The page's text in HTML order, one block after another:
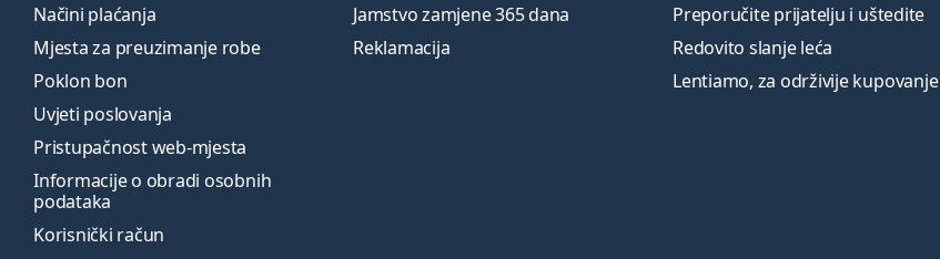
Načini plaćanja
Mjesta za preuzimanje robe
Poklon bon
Uvjeti poslovanja
Pristupačnost web-mjesta
Informacije o obradi osobnih
podataka
Korisnički račun
Jamstvo zamjene 365 dana
Reklamacija
Preporučite prijatelju i uštedite
Redovito slanje leća
Lentiamo, za održivije kupovanje